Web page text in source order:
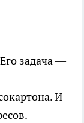
задача —
И